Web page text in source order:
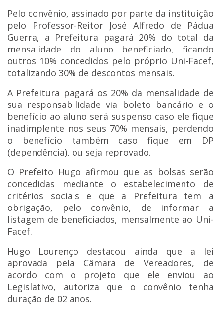
Pelo convênio, assinado por parte da instituição
pelo Professor-Reitor José Alfredo de Pádua
Guerra, a Prefeitura pagará 20% do total da
mensalidade do aluno beneficiado, ficando
outros 10% concedidos pelo próprio Uni-Facef,
totalizando 30% de descontos mensais.
A Prefeitura pagará os 20% da mensalidade de
sua responsabilidade via boleto bancário e o
benefício ao aluno será suspenso caso ele fique
inadimplente nos seus 70% mensais, perdendo
o benefício também caso fique em DP
(dependência), ou seja reprovado.
O Prefeito Hugo afirmou que as bolsas serão
concedidas mediante o estabelecimento de
critérios sociais e que a Prefeitura tem a
obrigação, pelo convênio, de informar a
listagem de beneficiados, mensalmente ao Uni-
Facef.
Hugo Lourenço destacou ainda que a lei
aprovada pela Câmara de Vereadores, de
acordo com o projeto que ele enviou ao
Legislativo, autoriza que o convênio tenha
duração de 02 anos.